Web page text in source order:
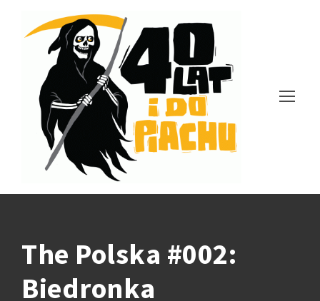
The Polska #002:
Biedronka